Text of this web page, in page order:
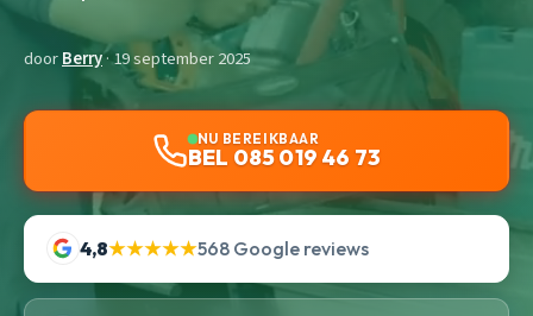
doorBerry· 19 september 2025
NU BEREIKBAAR
BEL 085 019 46 73
4,8★★★★★568 Google reviews